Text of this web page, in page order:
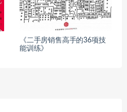
《二手房销售高手的36项技
能训练》